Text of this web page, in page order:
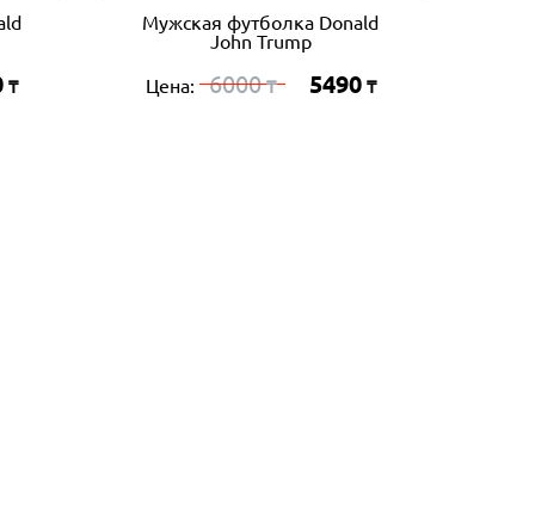
₸
Мужская футболка Donald
John Trump
Цена: 6000₸ 5490 ₸